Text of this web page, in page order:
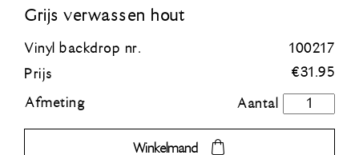
Oranje
Grijs verwassen hout
Vinyl backdrop nr.
Prijs
100217
€31.95
Afmeting
Grijs
Winkelmand